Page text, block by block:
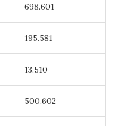
698.601
195.581
13.510
500.602